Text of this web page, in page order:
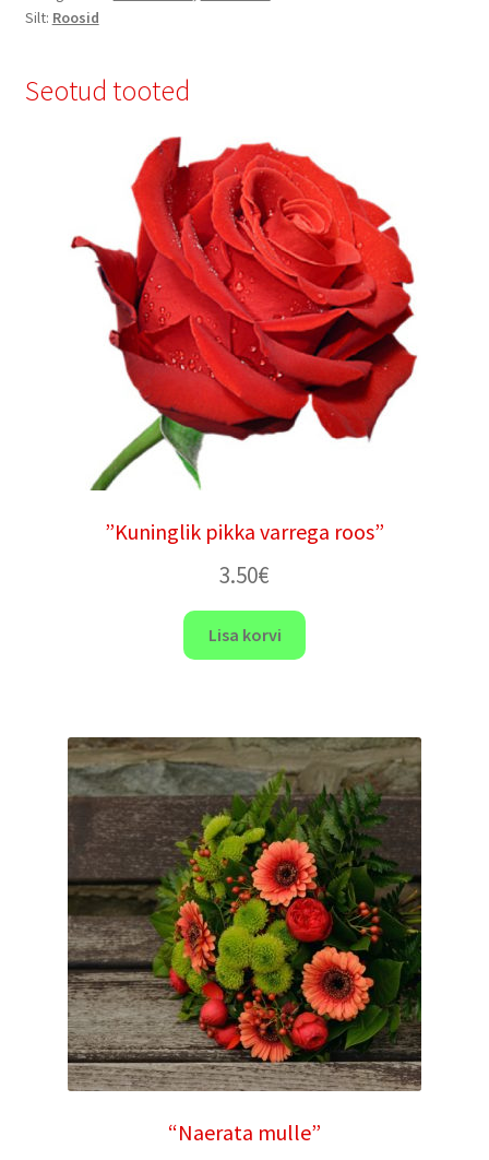
Silt: Roosid
Seotud tooted
”Kuninglik pikka varrega roos”
3.50€
Lisa korvi
“Naerata mulle”